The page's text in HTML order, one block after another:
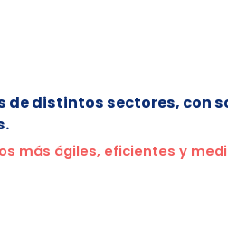
distintos sectores, con
más ágiles, eficientes y